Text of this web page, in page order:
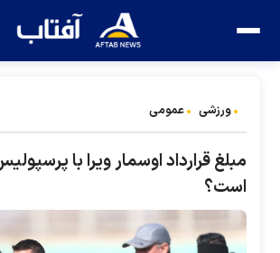
ورزشی عمومی
مبلغ قرارداد اوسمار ویرا با
است؟